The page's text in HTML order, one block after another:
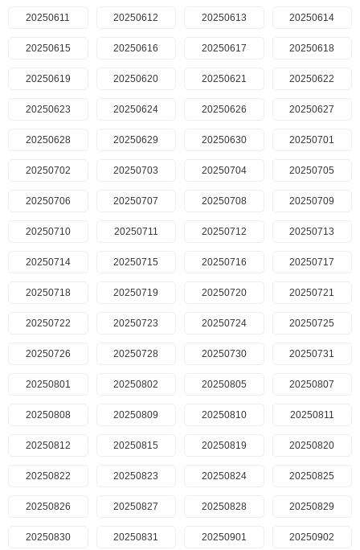
20250611 20250612 20250613 20250614
20250615 20250616 20250617 20250618
20250619 20250620 20250621 20250622
20250623 20250624 20250626 20250627
20250628 20250629 20250630 20250701
20250702 20250703 20250704 20250705
20250706 20250707 20250708 20250709
20250710 20250711 20250712 20250713
20250714 20250715 20250716 20250717
20250718 20250719 20250720 20250721
20250722 20250723 20250724 20250725
20250726 20250728 20250730 20250731
20250801 20250802 20250805 20250807
20250808 20250809 20250810 20250811
20250812 20250815 20250819 20250820
20250822 20250823 20250824 20250825
20250826 20250827 20250828 20250829
20250830 20250831 20250901 20250902